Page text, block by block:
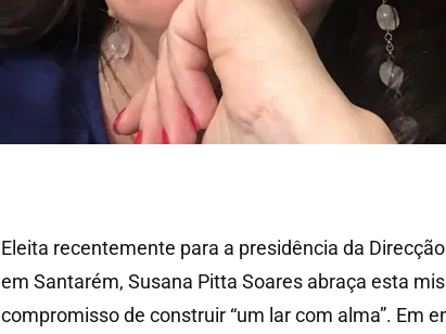
Eleita recentemente para a presidência da
em Santarém, Susana Pitta Soares abraça esta
compromisso de construir “um lar com alma”. Em